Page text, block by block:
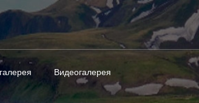
Видеогалерея